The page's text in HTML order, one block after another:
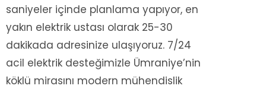
saniyeler içinde planlama yapıyor, en
yakın elektrik ustası olarak 25-30
dakikada adresinize ulaşıyoruz. 7/24
acil elektrik desteğimizle Ümraniye’nin
köklü mirasını modern mühendislik